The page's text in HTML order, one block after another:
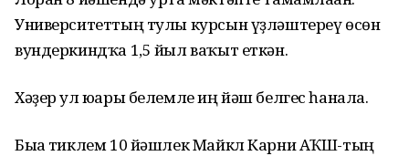
Университеттың тулы курсын үҙләштереү өсөн
вундеркиндҡа 1,5 йыл ваҡыт еткән.
Хәҙер ул юғары белемле иң йәш белгес һанала.
Быға тиклем 10 йәшлек Майкл Карни АҠШ-тың